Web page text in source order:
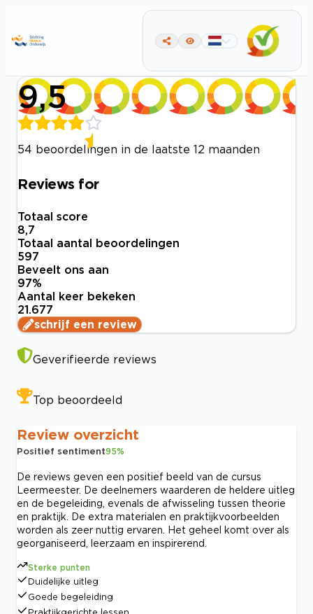
9,5
54 beoordelingen in de laatste 12 maanden
Reviews for
Totaal score
8,7
Totaal aantal beoordelingen
597
Beveelt ons aan
97%
Aantal keer bekeken
21.677
schrijf een review
Geverifieerde reviews
Top beoordeeld
Review overzicht
Positief sentiment95%
De reviews geven een positief beeld van de cursus
Leermeester. De deelnemers waarderen de heldere uitleg
en de begeleiding, evenals de afwisseling tussen theorie
en praktijk. De extra materialen en praktijkvoorbeelden
worden als zeer nuttig ervaren. Het geheel komt over als
georganiseerd, leerzaam en inspirerend.
Sterke punten
Duidelijke uitleg
Goede begeleiding